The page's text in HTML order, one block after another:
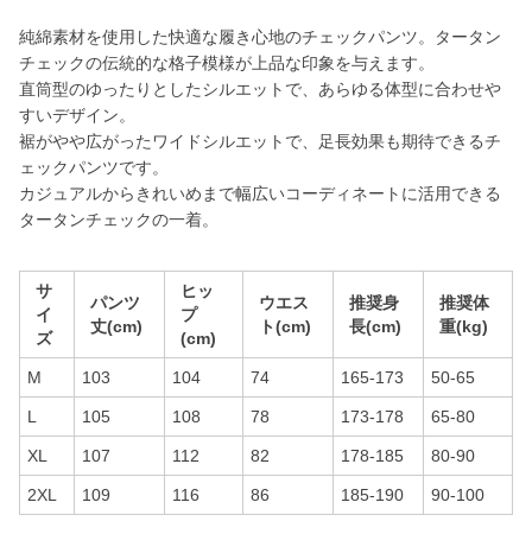
純綿素材を使用した快適な履き心地のチェックパンツ。タータン
チェックの伝統的な格子模様が上品な印象を与えます。
直筒型のゆったりとしたシルエットで、あらゆる体型に合わせや
すいデザイン。
裾がやや広がったワイドシルエットで、足長効果も期待できるチ
ェックパンツです。
カジュアルからきれいめまで幅広いコーディネートに活用できる
タータンチェックの一着。
サ
イ
ズ
パンツ
丈(cm)
ヒッ
プ
(cm)
ウエス
ト(cm)
推奨身
長(cm)
推奨体
重(kg)
M 103 104 74 165-173 50-65
L 105 108 78 173-178 65-80
XL 107 112 82 178-185 80-90
2XL 109 116 86 185-190 90-100